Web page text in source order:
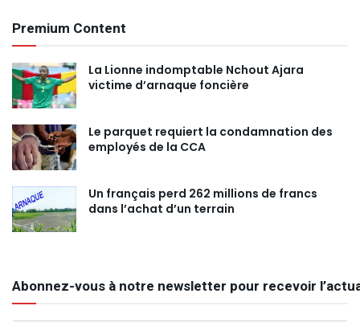
Premium Content
La Lionne indomptable Nchout Ajara
victime d’arnaque foncière
Le parquet requiert la condamnation des
employés de la CCA
Un français perd 262 millions de francs
dans l’achat d’un terrain
Abonnez-vous à notre newsletter pour recevoir